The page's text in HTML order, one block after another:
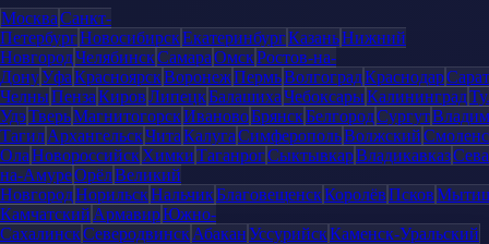
МоскваСанкт-
ПетербургНовосибирскЕкатеринбургКазаньНижний
НовгородЧелябинскСамараОмскРостов-на-
ДонуУфаКрасноярскВоронежПермьВолгоградКраснодар
ЧелныПензаКировЛипецкБалашихаЧебоксарыКалининград
УдэТверьМагнитогорскИвановоБрянскБелгородСургут
ТагилАрхангельскЧитаКалугаСимферопольВолжский
ОлаНовороссийскХимкиТаганрогСыктывкарВладикавказ
на-АмуреОрёлВеликий
НовгородНорильскНальчикБлаговещенскКоролёвПсков
Камчатский АрмавирЮжно-
СахалинскСеверодвинскАбаканУссурийскКаменск-Уральский